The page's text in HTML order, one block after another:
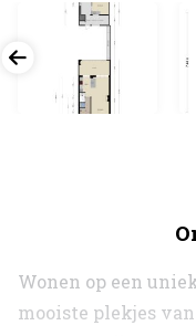
Wonen op een
mooiste plekjes